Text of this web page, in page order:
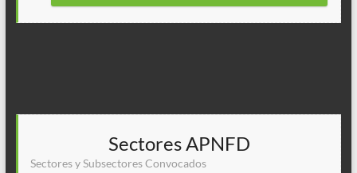
Sectores APNFD
Sectores y Subsectores Convocados